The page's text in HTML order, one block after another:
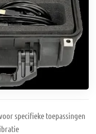
specifieke toepassingen